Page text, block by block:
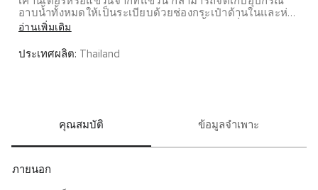
อาบน้ำทั้งหมดให้เป็นระเบียบด้วยช่องกระเป๋าด้านในและห่วง
ยางยืดสำหรับรัด Alpha Bravo นำเสนอชิ้นส่วนที่ทนทานแต่
อีกมากมายที่คุณอาจจะคาดไม่ถึง
อ่านเพิ่มเติม
ประเทศผลิต: Thailand
คุณสมบัติ ข้อมูลจำเพาะ
ภายนอก